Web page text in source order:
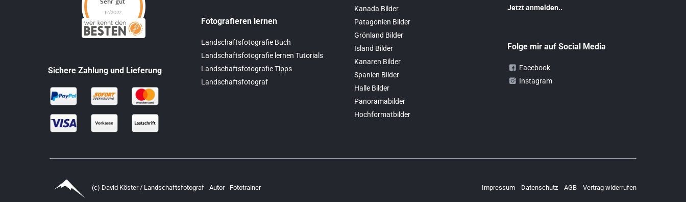
Sichere Zahlung und Lieferung
Fotografieren lernen
Landschaftsfotografie Buch
Landschaftsfotografie lernen Tutorials
Landschaftsfotografie Tipps
Landschaftsfotograf
Kanada Bilder
Patagonien Bilder
Grönland Bilder
Island Bilder
Kanaren Bilder
Spanien Bilder
Halle Bilder
Panoramabilder
Hochformatbilder
Jetzt anmelden..
Folge mir auf Social Media
Facebook
Instagram
(c) David Köster / Landschaftsfotograf - Autor - Fototrainer Impressum Datenschutz AGB Vertrag widerrufen